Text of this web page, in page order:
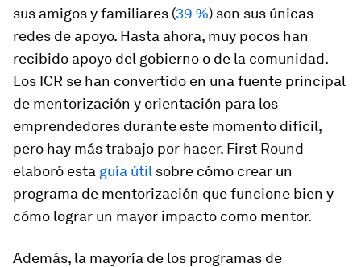
sus amigos y familiares (39 %) son sus únicas
redes de apoyo. Hasta ahora, muy pocos han
recibido apoyo del gobierno o de la comunidad.
Los ICR se han convertido en una fuente principal
de mentorización y orientación para los
emprendedores durante este momento difícil,
pero hay más trabajo por hacer. First Round
elaboró esta guía útil sobre cómo crear un
programa de mentorización que funcione bien y
cómo lograr un mayor impacto como mentor.
Además, la mayoría de los programas de